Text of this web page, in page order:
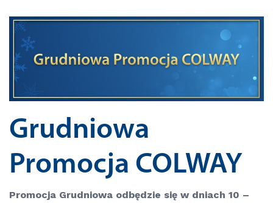
Grudniowa
Promocja COLWAY
Promocja Grudniowa odbędzie się w dniach 10 –